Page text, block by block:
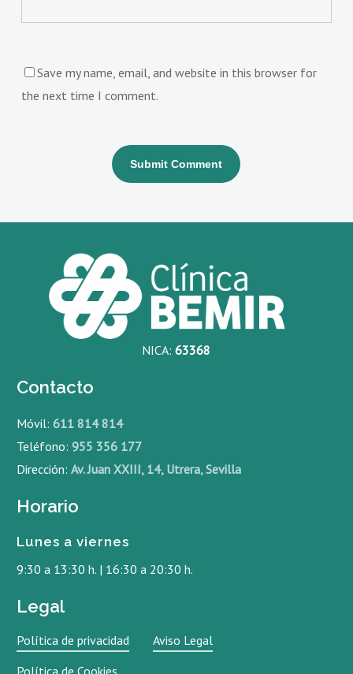
Save my name, email, and website in this browser for
the next time I comment.
NICA:63368
Contacto
Móvil:611 814 814
Teléfono:955 356 177
Dirección:Av. Juan XXIII, 14, Utrera, Sevilla
Horario
Lunes a viernes
9:30 a 13:30 h. | 16:30 a 20:30 h.
Legal
Política de privacidad
Aviso Legal
Política de Cookies